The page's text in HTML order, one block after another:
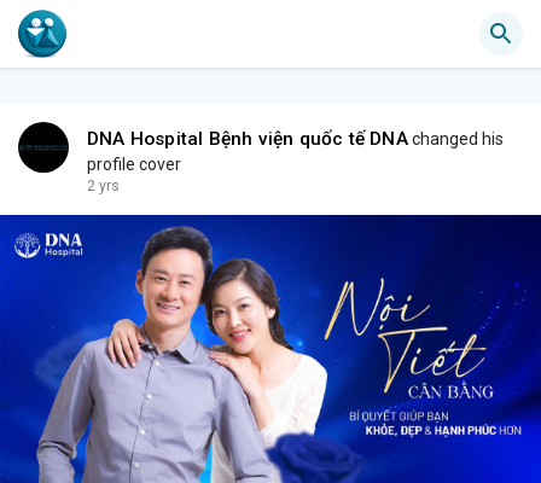
DNA Hospital Bệnh viện quốc tế DNAchanged his
profile cover
2 yrs